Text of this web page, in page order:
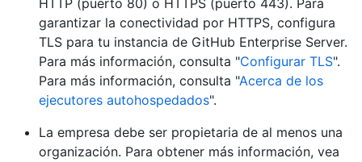
HTTP (puerto 80) o HTTPS (puerto 443). Para
garantizar la conectividad por HTTPS, configura
TLS para tu instancia de GitHub Enterprise Server.
Para más información, consulta "Configurar TLS".
Para más información, consulta "Acerca de los
ejecutores autohospedados".
La empresa debe ser propietaria de al menos una
organización. Para obtener más información, vea